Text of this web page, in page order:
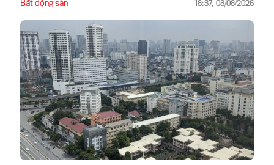
Bất động sản 18:37, 08/08/2026